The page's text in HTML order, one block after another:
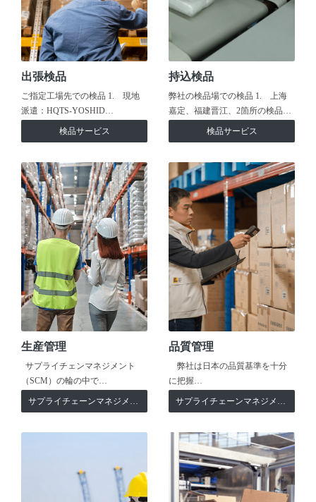
出張検品
ご指定工場先での検品 1. 現地
派遣：HQTS-YOSHID…
検品サービス
持込検品
弊社の検品場での検品 1. 上海
嘉定、福建晋江、2箇所の検品…
検品サービス
生産管理
サプライチェンマネジメント
（SCM）の輪の中で…
サプライチェーンマネジメント
品質管理
弊社は日本の品質基準を十分
に把握…
サプライチェーンマネジメント